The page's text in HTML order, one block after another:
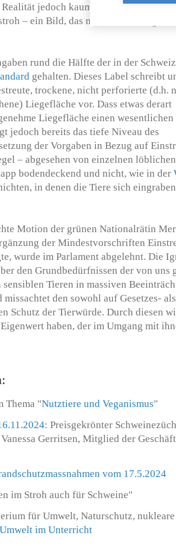
jedoch kaum je betreten dürfen,
– ein Bild, das nur in den wenigsten
rund die Hälfte der in der
gehalten. Dieses Label schreibt
trockene, nicht perforierte (d.h.
Liegefläche vor. Dass etwas derart
Liegefläche einen
jedoch bereits das tiefe Niveau des
der Vorgaben in Bezug auf
– abgesehen von einzelnen
bodendeckend und nicht, wie in der
in denen die Tiere sich
Motion der grünen Nationalrätin
der Mindestvorschriften
wurde im Parlament abgelehnt. Die
den Grundbedürfnissen der von uns
Tieren in massiven
den sowohl auf Gesetzes-
Schutz der Tierwürde. Durch diesen
haben, der im Umgang mit
Thema "Nutztiere und Veganismus"
: Preisgekrönter
Gerritsen, Mitglied der
vom 17.5.2024
im Stroh auch für Schweine"
für Umwelt, Naturschutz,
Umwelt im Unterricht